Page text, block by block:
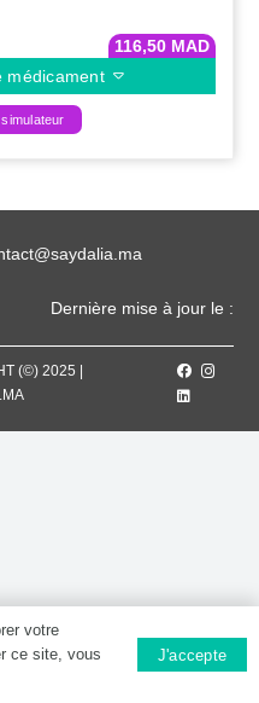
116,50 MAD
médicament
Dernière mise à jour le :
(©) 2025 |
votre
ce site, vous
J'accepte